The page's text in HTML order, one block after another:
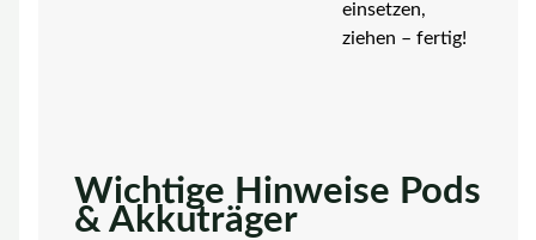
einsetzen,
ziehen – fertig!
Wichtige Hinweise Pods
& Akkuträger